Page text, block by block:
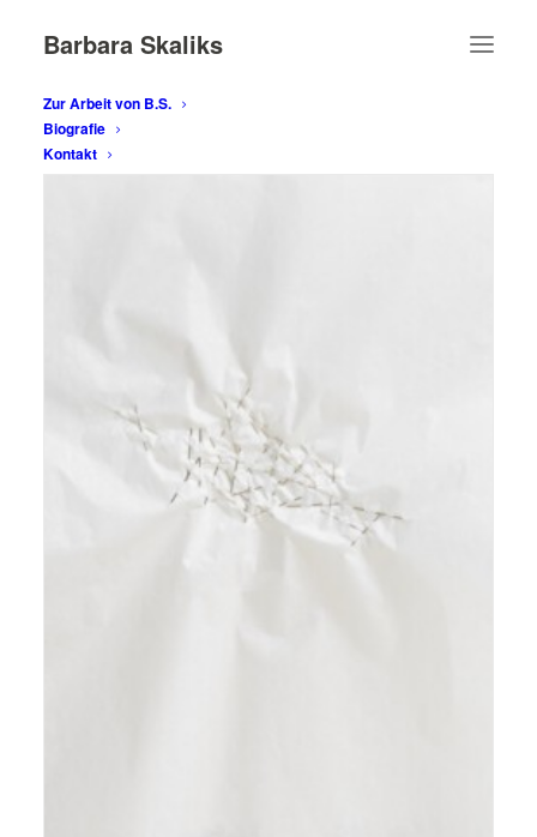
Barbara Skaliks
Zur Arbeit von B.S.
Biografie
Kontakt